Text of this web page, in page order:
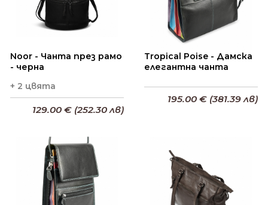
Noor - Чанта през рамо
- черна
+ 2 цвята
Добави в кошницата
129.00 € (252.30 лв)
Tropical Poise - Дамска
елегантна чанта
195.00 € (381.39 лв)